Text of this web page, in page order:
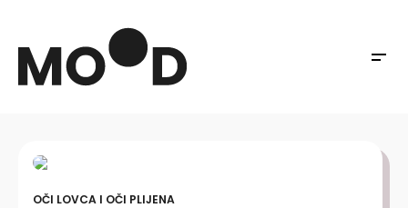
OČI LOVCA I OČI PLIJENA